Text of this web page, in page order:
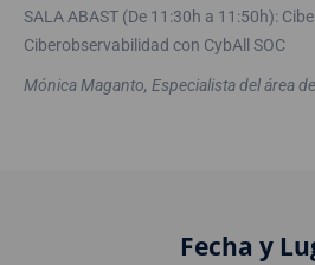
SALA ABAST (De 11:30h a 11:50h):
Ciberobservabilidad con CybAll SOC
Mónica Maganto, Especialista del área
Fecha y